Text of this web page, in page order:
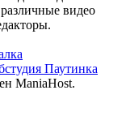
видео
ManiaHost.